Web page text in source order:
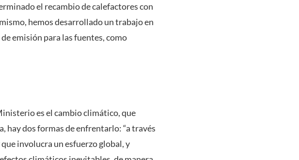
el recambio de calefactores con
hemos desarrollado un trabajo en
emisión para las fuentes, como
es el cambio climático, que
hay dos formas de enfrentarlo: “a través
involucra un esfuerzo global, y